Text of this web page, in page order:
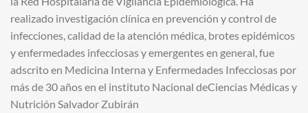
realizado investigación clínica en prevención y control de
infecciones, calidad de la atención médica, brotes epidémicos
y enfermedades infecciosas y emergentes en general, fue
adscrito en Medicina Interna y Enfermedades Infecciosas por
más de 30 años en el instituto Nacional deCiencias Médicas y
Nutrición Salvador Zubirán